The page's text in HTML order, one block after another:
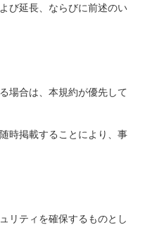
び延長、ならびに前述のい
場合は、本規約が優先して
時掲載することにより、事
リティを確保するものとし